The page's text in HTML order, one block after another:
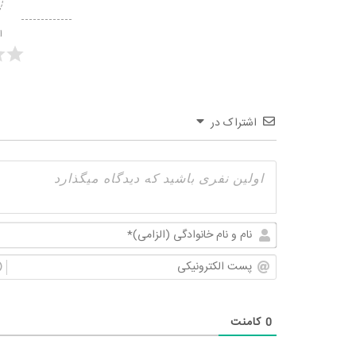
اشتراک در
0 کامنت